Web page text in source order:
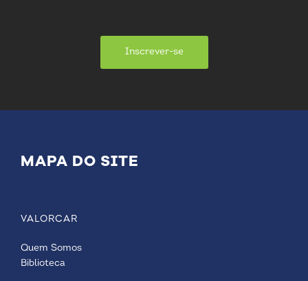
Inscrever-se
MAPA DO SITE
VALORCAR
Quem Somos
Biblioteca